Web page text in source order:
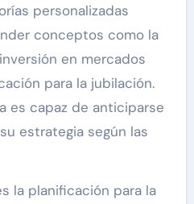
personalizadas
conceptos como la
en mercados
para la jubilación.
es capaz de anticiparse
estrategia según las
la planificación para la